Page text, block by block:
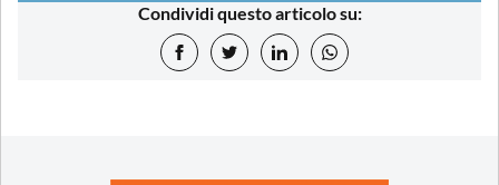
Condividi questo articolo su: